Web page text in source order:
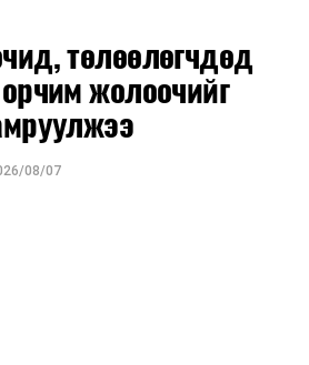
ХХК-ийн үйл ажиллагааны
Дэлхийн банкны
санал солилцов
төлөөлөгчдөд
жолоочийг
08/07